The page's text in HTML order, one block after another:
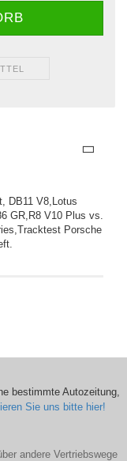
DB11 V8,Lotus
GR,R8 V10 Plus vs.
Porsche
bestimmte Autozeitung,
Sie uns bitte hier!
andere Vertriebswege